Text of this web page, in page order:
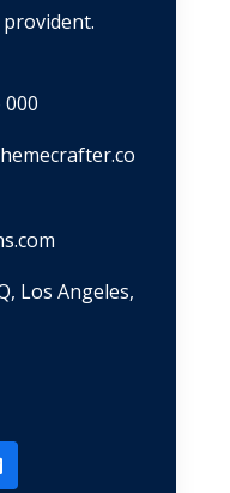
000
Los Angeles,